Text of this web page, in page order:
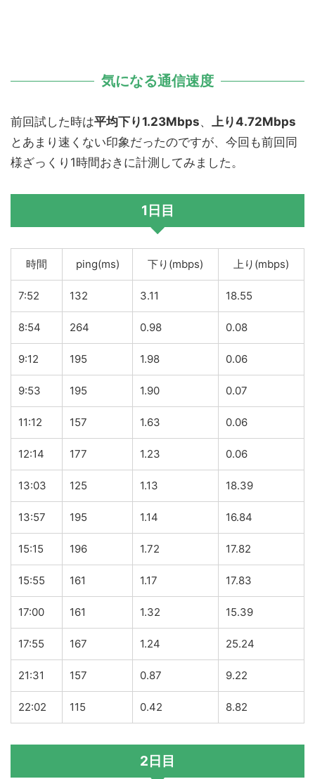
気になる通信速度
前回試した時は平均下り1.23Mbps、
上り4.72Mbps
とあまり速くない印象だったのですが、今回も前回同
様ざっくり1時間おきに計測してみました。
1日目
時間 ping(ms) 下り(mbps) 上り(mbps)
7:52 132 3.11 18.55
8:54 264 0.98 0.08
9:12 195 1.98 0.06
9:53 195 1.90 0.07
11:12 157 1.63 0.06
12:14 177 1.23 0.06
13:03 125 1.13 18.39
13:57 195 1.14 16.84
15:15 196 1.72 17.82
15:55 161 1.17 17.83
17:00 161 1.32 15.39
17:55 167 1.24 25.24
21:31 157 0.87 9.22
22:02 115 0.42 8.82
2日目